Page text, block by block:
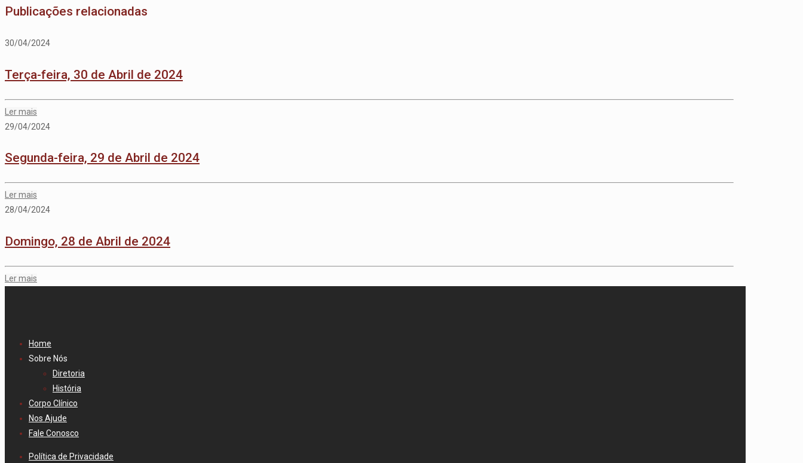
Publicações relacionadas
30/04/2024
Terça-feira, 30 de Abril de 2024
Ler mais
29/04/2024
Segunda-feira, 29 de Abril de 2024
Ler mais
28/04/2024
Domingo, 28 de Abril de 2024
Ler mais
Home
Sobre Nós
Diretoria
História
Corpo Clínico
Nos Ajude
Fale Conosco
Política de Privacidade